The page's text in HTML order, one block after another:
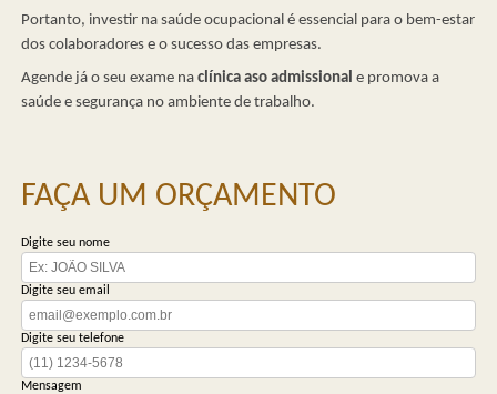
Portanto, investir na saúde ocupacional é essencial para o bem-estar
dos colaboradores e o sucesso das empresas.
Agende já o seu exame naclínica aso admissional e promova a
saúde e segurança no ambiente de trabalho.
FAÇA UM ORÇAMENTO
Digite seu nome
Digite seu email
Digite seu telefone
Mensagem